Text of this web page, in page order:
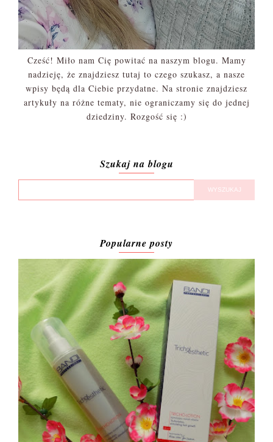
Cześć! Miło nam Cię powitać na naszym blogu. Mamy
nadzieję, że znajdziesz tutaj to czego szukasz, a nasze
wpisy będą dla Ciebie przydatne. Na stronie znajdziesz
artykuły na różne tematy, nie ograniczamy się do jednej
dziedziny. Rozgość się :)
Szukaj na blogu
Popularne posty